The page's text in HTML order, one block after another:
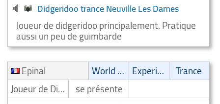
Didgeridoo trance Neuville Les Dames
Joueur de didgeridoo principalement. Pratique
aussi un peu de guimbarde
Epinal
World Music Experimental
Trance
Joueur de Didgeridoo/Digeridooiste
se présente